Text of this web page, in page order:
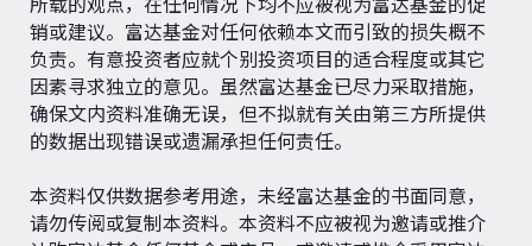
所载的观点，在任何情况下均不应被视为富达基金的促
销或建议。富达基金对任何依赖本文而引致的损失概不
负责。有意投资者应就个别投资项目的适合程度或其它
因素寻求独立的意见。虽然富达基金已尽力采取措施，
确保文内资料准确无误，但不拟就有关由第三方所提供
的数据出现错误或遗漏承担任何责任。
本资料仅供数据参考用途，未经富达基金的书面同意，
请勿传阅或复制本资料。本资料不应被视为邀请或推介